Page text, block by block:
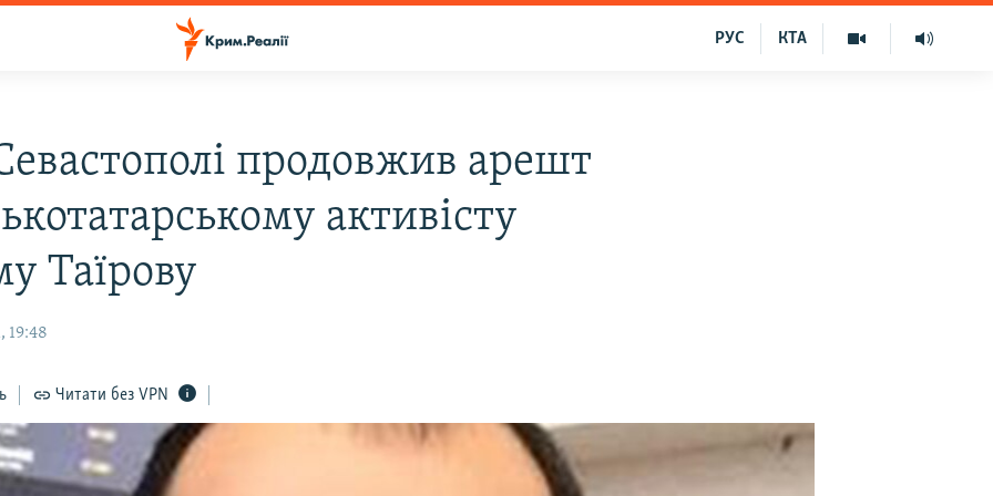
КТА
РУС
продовжив арешт
активісту
Таїрову
19:48
Читати без VPN